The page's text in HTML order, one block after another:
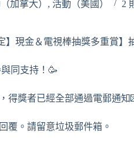
加拿大） , 活動（美國） 2
】現金＆電視棒抽獎多重賞】
同支持！🥳
得獎者已經全部通過電郵通知
覆。請留意垃圾郵件箱。